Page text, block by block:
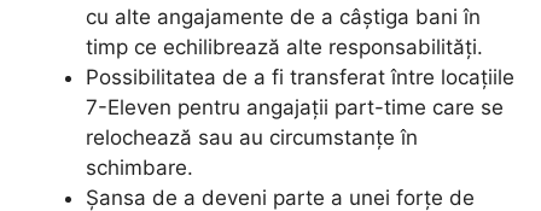
cu alte angajamente de a câștiga bani în
timp ce echilibrează alte responsabilități.
Possibilitatea de a fi transferat între locațiile
7-Eleven pentru angajații part-time care se
relochează sau au circumstanțe în
schimbare.
Șansa de a deveni parte a unei forțe de